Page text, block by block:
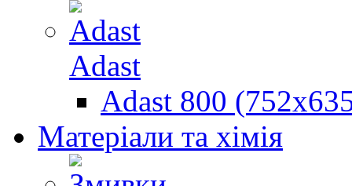
Adast
Adast 800
Матеріали та хімія